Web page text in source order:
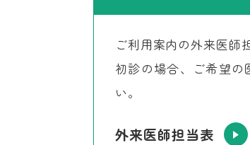
ご利用案内の外来医師
初診の場合、ご希望
い。
外来医師担当表